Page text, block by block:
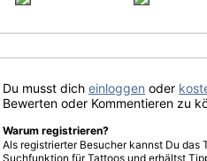
Du musst dich einloggen oder
Bewerten oder Kommentieren zu
Warum registrieren?
Als registrierter Besucher kannst Du
Suchfunktion für Tattoos und erhältst